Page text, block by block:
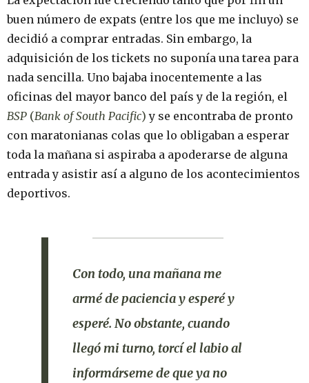
buen número de expats (entre los que me incluyo) se
decidió a comprar entradas. Sin embargo, la
adquisición de los tickets no suponía una tarea para
nada sencilla. Uno bajaba inocentemente a las
oficinas del mayor banco del país y de la región, el
BSP (Bank of South Pacific) y se encontraba de pronto
con maratonianas colas que lo obligaban a esperar
toda la mañana si aspiraba a apoderarse de alguna
entrada y asistir así a alguno de los acontecimientos
deportivos.
Con todo, una mañana me
armé de paciencia y esperé y
esperé. No obstante, cuando
llegó mi turno, torcí el labio al
informárseme de que ya no